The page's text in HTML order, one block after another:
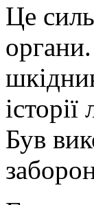
Це
Був